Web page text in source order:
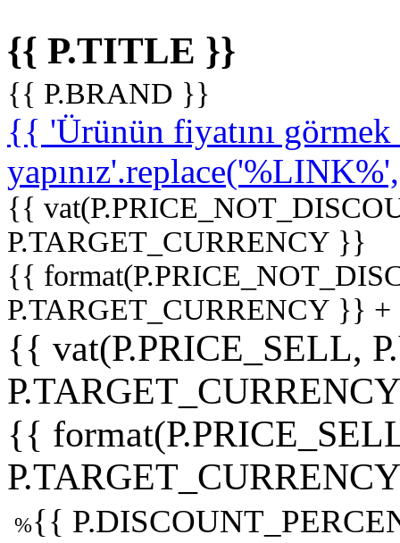
{{ P.TITLE }}
{{ P.BRAND }}
{{ 'Ürünün fiyatını
{{
P.TARGET_CURRENCY }}
{{
P.TARGET_CURRENCY }}
{{ vat(P.PRICE_SELL,
{{
%{{